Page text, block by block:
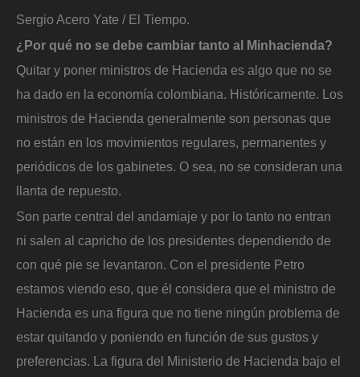
Sergio Acero Yate / El Tiempo.
¿Por qué no se debe cambiar tanto al Minhacienda?
Quitar y poner ministros de Hacienda es algo que no se
ha dado en la economía colombiana. Históricamente. Los
ministros de Hacienda generalmente son personas que
no están en los movimientos regulares, permanentes y
periódicos de los gabinetes. O sea, no se consideran una
llanta de repuesto.
Son parte central del andamiaje y por lo tanto no entran
ni salen al capricho de los presidentes dependiendo de
con qué pie se levantaron. Con el presidente Petro
estamos viendo eso, que él considera que el ministro de
Hacienda es una figura que no tiene ningún problema de
estar quitando y poniendo en función de sus gustos y
preferencias. La figura del Ministerio de Hacienda bajo el